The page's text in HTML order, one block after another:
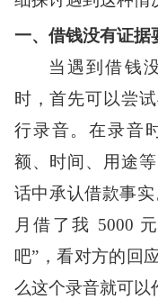
一、借钱没有证据
当遇到借钱
时，首先可以尝
行录音。在录音
额、时间、用途
话中承认借款事
月借了我 5000
吧”，看对方的回
么这个录音就可以